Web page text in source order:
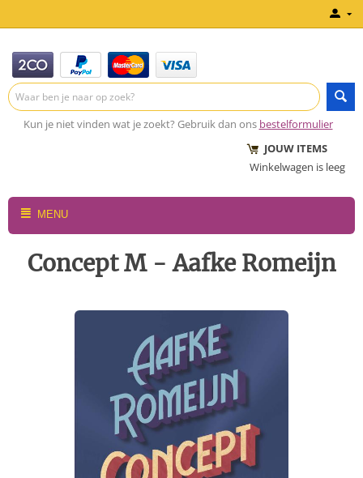
Kun je niet vinden wat je zoekt? Gebruik dan ons bestelformulier
JOUW ITEMS
Winkelwagen is leeg
MENU
Concept M - Aafke Romeijn